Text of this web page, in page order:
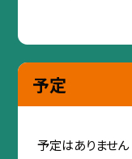
予定
予定はありません